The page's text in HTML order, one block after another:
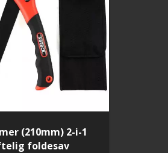
(210mm) 2-i-1
foldesav